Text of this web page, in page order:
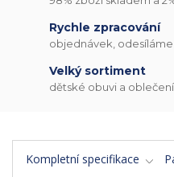
Rychle zpracování
objednávek, odesíláme
Velký sortiment
dětské obuvi a
Kompletní specifikace